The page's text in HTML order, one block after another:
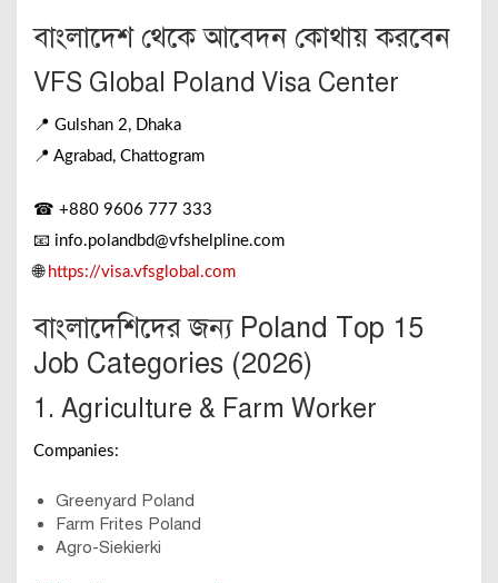
বাংলাদেশ থেকে আবেদন কোথায় করবেন
VFS Global Poland Visa Center
📍 Gulshan 2, Dhaka
📍 Agrabad, Chattogram
☎ +880 9606 777 333
📧 info.polandbd@vfshelpline.com
🌐 https://visa.vfsglobal.com
বাংলাদেশিদের জন্য Poland Top 15
Job Categories (2026)
1. Agriculture & Farm Worker
Companies:
Greenyard Poland
Farm Frites Poland
Agro-Siekierki